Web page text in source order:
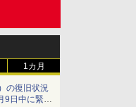
1カ月
の復旧状況
9日中に緊急